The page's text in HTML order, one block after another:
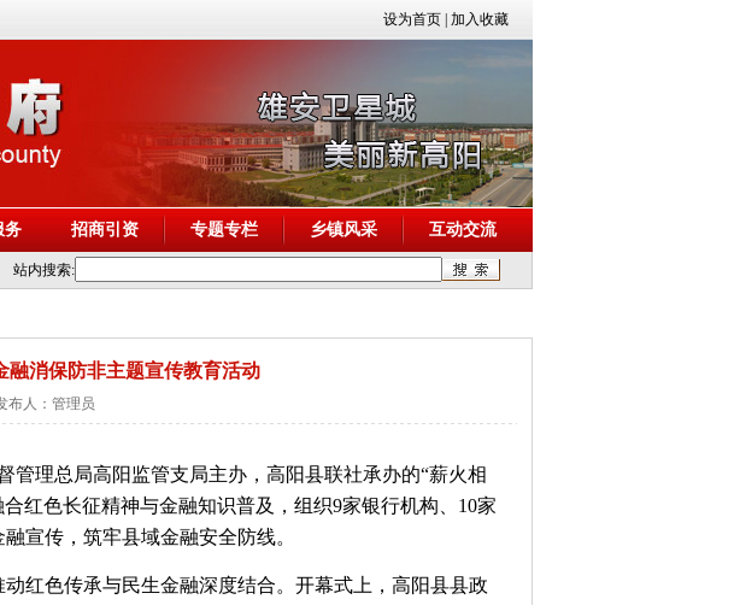
设为首页 加入收藏
务 招商引资 专题专栏 乡镇风采 互动交流
站内搜索:
消保防非主题宣传教育活动
布人：管理员
管理总局高阳监管支局主办，高阳县联社承办的“薪火相
红色长征精神与金融知识普及，组织9家银行机构、10家
宣传，筑牢县域金融安全防线。
红色传承与民生金融深度结合。开幕式上，高阳县县政